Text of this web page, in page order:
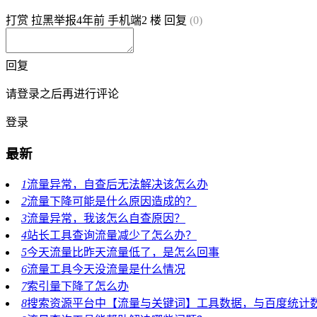
打赏 拉黑举报4年前 手机端2 楼 回复 (0)
回复
请登录之后再进行评论
登录
最新
1流量异常，自查后无法解决该怎么办
2流量下降可能是什么原因造成的？
3流量异常，我该怎么自查原因？
4站长工具查询流量减少了怎么办？
5今天流量比昨天流量低了，是怎么回事
6流量工具今天没流量是什么情况
7索引量下降了怎么办
8搜索资源平台中【流量与关键词】工具数据，与百度统计